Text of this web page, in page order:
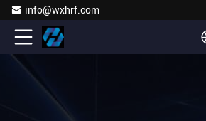
info@wxhrf.com